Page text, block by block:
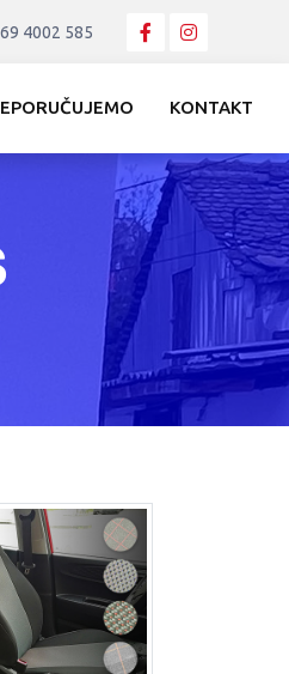
4002 585
KONTAKT